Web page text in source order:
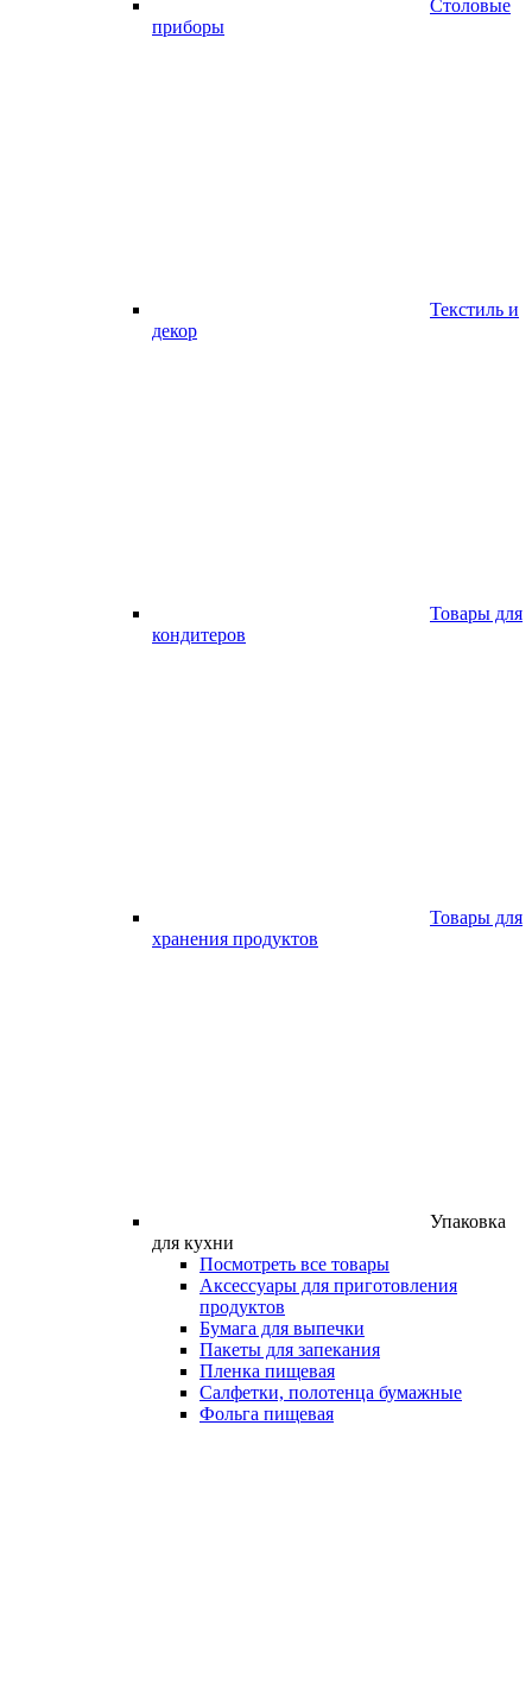
Столовые
приборы
Текстиль и
декор
Товары для
кондитеров
Товары для
хранения продуктов
Упаковка
для кухни
Посмотреть все товары
Аксессуары для приготовления
продуктов
Бумага для выпечки
Пакеты для запекания
Пленка пищевая
Салфетки, полотенца бумажные
Фольга пищевая